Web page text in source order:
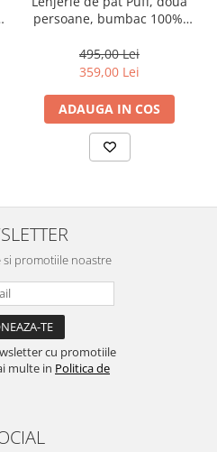
persoane, bumbac 100%,
495,00 Lei
359,00 Lei
ADAUGA IN COS
si promotiile noastre
cu promotiile
multe in Politica de